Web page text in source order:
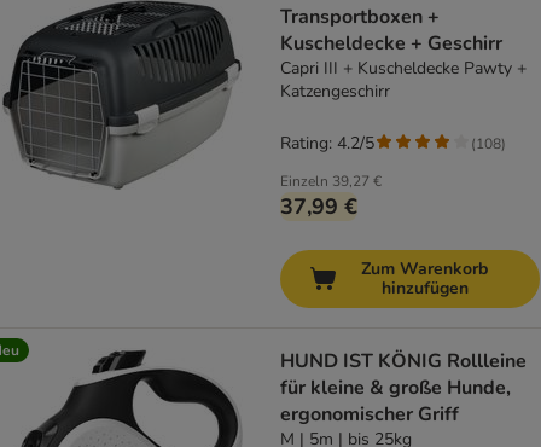
Transportboxen +
Kuscheldecke + Geschirr
Capri III + Kuscheldecke Pawty +
Katzengeschirr
Einzeln 39,27 €
37,99 €
Rating: 4.2/5 (108)
Zum Warenkorb
hinzufügen
HUND IST KÖNIG Rollleine
für kleine & große Hunde,
ergonomischer Griff
M | 5m | bis 25kg